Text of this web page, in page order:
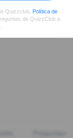
Quizzclub, Política de
de QuizzClub a